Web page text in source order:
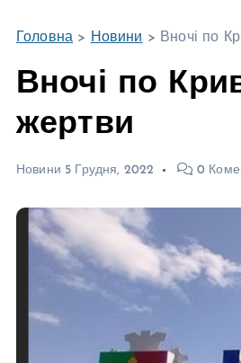
Головна > Новини > Вночі по
Вночі по
жертви
Новини 5 Грудня, 2022 0